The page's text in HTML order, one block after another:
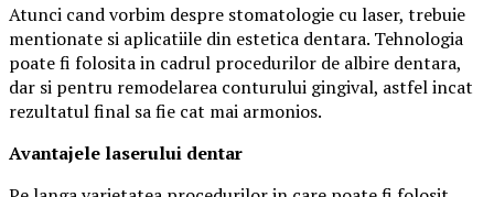
Atunci cand vorbim despre stomatologie cu laser, trebuie
mentionate si aplicatiile din estetica dentara. Tehnologia
poate fi folosita in cadrul procedurilor de albire dentara,
dar si pentru remodelarea conturului gingival, astfel incat
rezultatul final sa fie cat mai armonios.
Avantajele laserului dentar